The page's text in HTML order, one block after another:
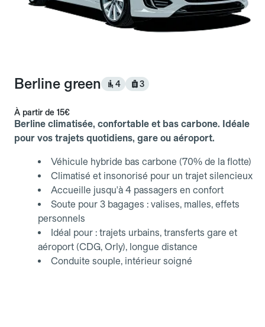
Berline green 4 3
À partir de 15€
Berline climatisée, confortable et bas carbone. Idéale
pour vos trajets quotidiens, gare ou aéroport.
Véhicule hybride bas carbone (70% de la flotte)
Climatisé et insonorisé pour un trajet silencieux
Accueille jusqu'à 4 passagers en confort
Soute pour 3 bagages : valises, malles, effets
personnels
Idéal pour : trajets urbains, transferts gare et
aéroport (CDG, Orly), longue distance
Conduite souple, intérieur soigné